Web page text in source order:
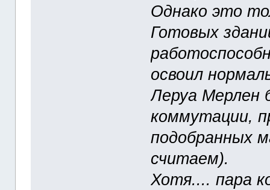
Однако это
Готовых
освоил
Леруа Мерлен
коммутации,
подобранных
считаем).
Хотя.... пара